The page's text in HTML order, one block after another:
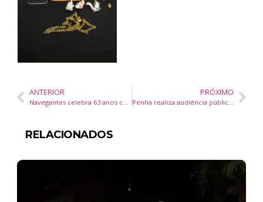
ANTERIOR
Navegantes celebra 63 anos com ações de sustentabilidade e economia circular
PRÓXIMO
Penha realiza audiência pública da LDO 2026 para apresentar prioridades do orçamento
RELACIONADOS